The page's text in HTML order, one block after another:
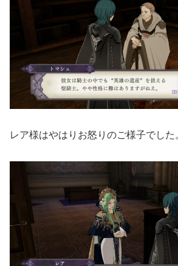
レア様はやはりお怒りのご様子でした